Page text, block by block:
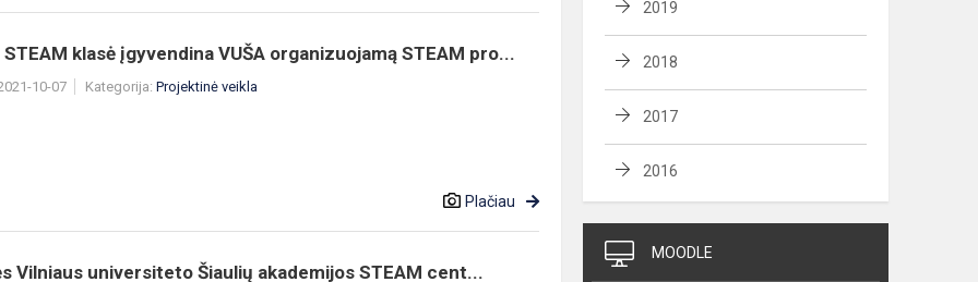
klasė įgyvendina VUŠA organizuojamą STEAM pro...
10-07 Kategorija: Projektinė veikla
Plačiau
Vilniaus universiteto Šiaulių akademijos STEAM cent...
2019
2018
2017
2016
MOODLE